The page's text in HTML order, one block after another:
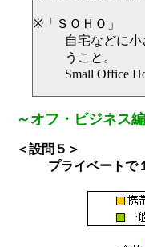
※「ＳＯＨＯ」
自宅などに
うこと。
Small Office
～オフ・ビジネス
＜設問５＞
プライベートで